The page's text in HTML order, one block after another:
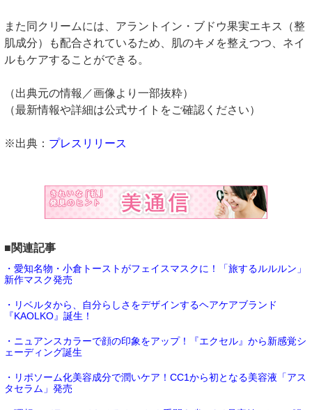
また同クリームには、アラントイン・ブドウ果実エキス（整
肌成分）も配合されているため、肌のキメを整えつつ、ネイ
ルもケアすることができる。
（出典元の情報／画像より一部抜粋）
（最新情報や詳細は公式サイトをご確認ください）
※出典： プレスリリース
■関連記事
・愛知名物・小倉トーストがフェイスマスクに！「旅するルルルン」
新作マスク発売
・リベルタから、自分らしさをデザインするヘアケアブランド
『KAOLKO』誕生！
・ニュアンスカラーで顔の印象をアップ！『エクセル』から新感覚シ
ェーディング誕生
・リポソーム化美容成分で潤いケア！CC1から初となる美容液「アス
タセラム」発売